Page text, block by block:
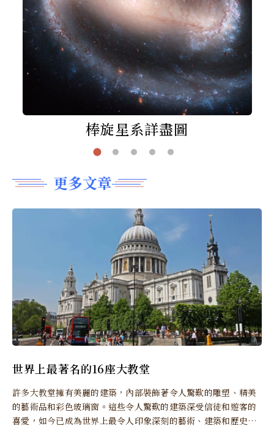
棒旋星系詳盡圖
更多文章
世界上最著名的16座大教堂
許多大教堂擁有美麗的建築，內部裝飾著令人驚歎的雕塑、精美
的藝術品和彩色玻璃窗。這些令人驚歎的建築深受信徒和遊客的
喜愛，如今已成為世界上最令人印象深刻的藝術、建築和歷史古